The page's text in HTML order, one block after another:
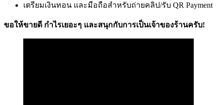
เตรียมเงินทอน และมือถือสำหรับถ่ายคลิป/รับ QR Payment
ขอให้ขายดี กำไรเยอะๆ และสนุกกับการเป็นเจ้าของร้านครับ!